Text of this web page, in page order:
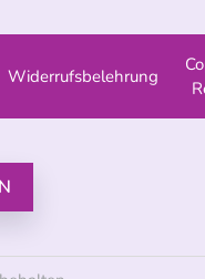
Widerrufsbelehrung